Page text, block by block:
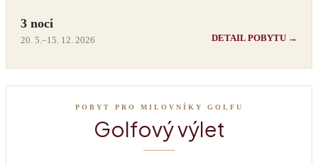
3 noci
20. 5.–15. 12. 2026 DETAIL POBYTU →
POBYT PRO MILOVNÍKY GOLFU
Golfový výlet